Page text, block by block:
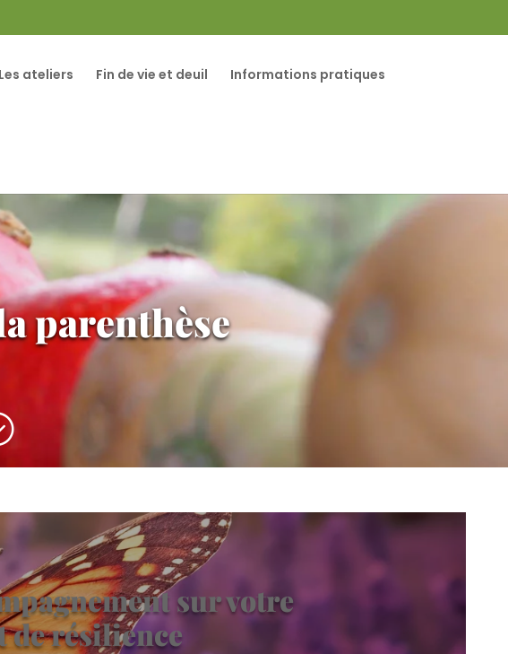
Les ateliers Fin de vie et deuil Informations pratiques
parenthèse
sur votre
de résilience